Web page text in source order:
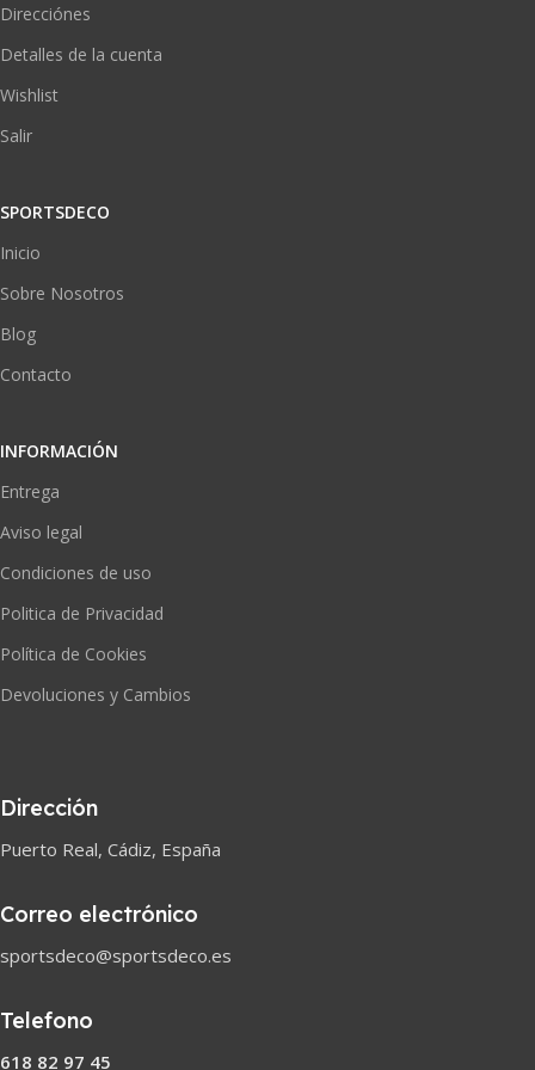
Direcciónes
Detalles de la cuenta
Wishlist
Salir
SPORTSDECO
Inicio
Sobre Nosotros
Blog
Contacto
INFORMACIÓN
Entrega
Aviso legal
Condiciones de uso
Politica de Privacidad
Política de Cookies
Devoluciones y Cambios
Dirección
Puerto Real, Cádiz, España
Correo electrónico
sportsdeco@sportsdeco.es
Telefono
618 82 97 45